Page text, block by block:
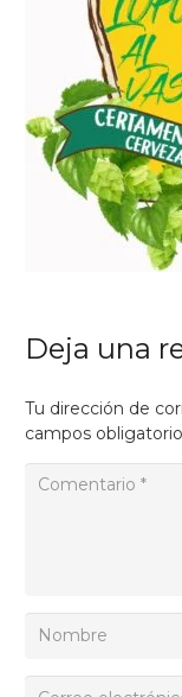
Deja una
Tu dirección de
campos